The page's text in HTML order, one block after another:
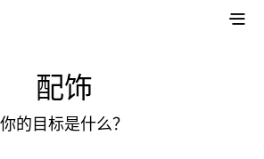
配饰
你的目标是什么？